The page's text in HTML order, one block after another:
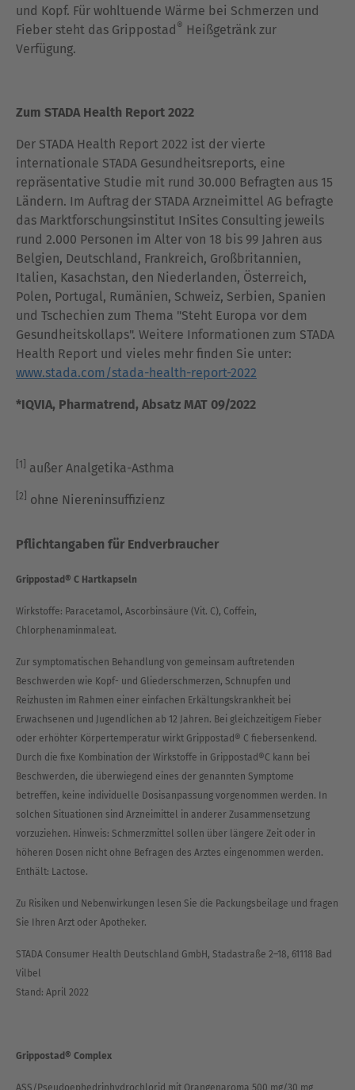
und Kopf. Für wohltuende Wärme bei Schmerzen und
Fieber steht das Grippostad ® Heißgetränk zur
Verfügung.
Zum STADA Health Report 2022
Der STADA Health Report 2022 ist der vierte
internationale STADA Gesundheitsreports, eine
repräsentative Studie mit rund 30.000 Befragten aus 15
Ländern. Im Auftrag der STADA Arzneimittel AG befragte
das Marktforschungsinstitut InSites Consulting jeweils
rund 2.000 Personen im Alter von 18 bis 99 Jahren aus
Belgien, Deutschland, Frankreich, Großbritannien,
Italien, Kasachstan, den Niederlanden, Österreich,
Polen, Portugal, Rumänien, Schweiz, Serbien, Spanien
und Tschechien zum Thema "Steht Europa vor dem
Gesundheitskollaps". Weitere Informationen zum STADA
Health Report und vieles mehr finden Sie unter:
www.stada.com/stada-health-report-2022
*IQVIA, Pharmatrend, Absatz MAT 09/2022
[1] außer Analgetika-Asthma
[2] ohne Niereninsuffizienz
Pflichtangaben für Endverbraucher
Grippostad® C Hartkapseln
Wirkstoffe: Paracetamol, Ascorbinsäure (Vit. C), Coffein,
Chlorphenaminmaleat.
Zur symptomatischen Behandlung von gemeinsam auftretenden
Beschwerden wie Kopf- und Gliederschmerzen, Schnupfen und
Reizhusten im Rahmen einer einfachen Erkältungskrankheit bei
Erwachsenen und Jugendlichen ab 12 Jahren. Bei gleichzeitigem Fieber
oder erhöhter Körpertemperatur wirkt Grippostad® C fiebersenkend.
Durch die fixe Kombination der Wirkstoffe in Grippostad®C kann bei
Beschwerden, die überwiegend eines der genannten Symptome
betreffen, keine individuelle Dosisanpassung vorgenommen werden. In
solchen Situationen sind Arzneimittel in anderer Zusammensetzung
vorzuziehen. Hinweis: Schmerzmittel sollen über längere Zeit oder in
höheren Dosen nicht ohne Befragen des Arztes eingenommen werden.
Enthält: Lactose.
Zu Risiken und Nebenwirkungen lesen Sie die Packungsbeilage und fragen
Sie Ihren Arzt oder Apotheker.
STADA Consumer Health Deutschland GmbH, Stadastraße 2–18, 61118 Bad
Vilbel
Stand: April 2022
Grippostad® Complex
ASS/Pseudoephedrinhydrochlorid mit Orangenaroma 500 mg/30 mg